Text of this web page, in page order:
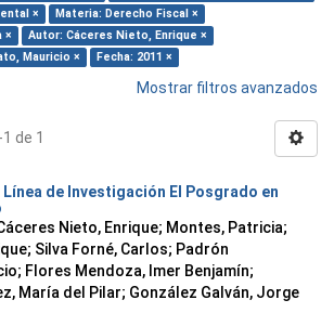
×
Materia: Derecho Fiscal ×
×
Autor: Cáceres Nieto, Enrique ×
Mauricio ×
Fecha: 2011 ×
Mostrar filtros avanzados
de 1
de Investigación El Posgrado en
Nieto, Enrique; Montes, Patricia;
; Silva Forné, Carlos; Padrón
; Flores Mendoza, Imer Benjamín;
María del Pilar; González Galván, Jorge